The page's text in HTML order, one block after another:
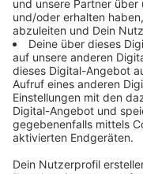
Immer
Verpass' nichts
ANTENNE